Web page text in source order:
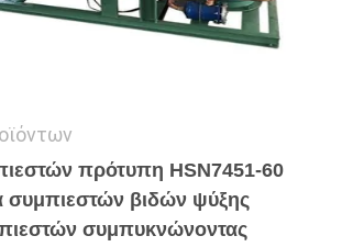
πρότυπη HSN7451-60
συμπιεστών βιδών ψύξης
συμπυκνώνοντας